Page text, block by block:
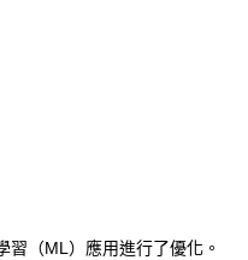
（ML）應用進行了優化。